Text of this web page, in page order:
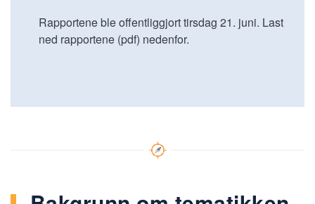
Rapportene ble offentliggjort tirsdag 21. juni. Last
ned rapportene (pdf) nedenfor.